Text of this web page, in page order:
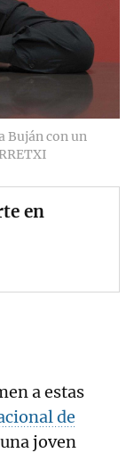
Buján con un
en
a estas
de
joven